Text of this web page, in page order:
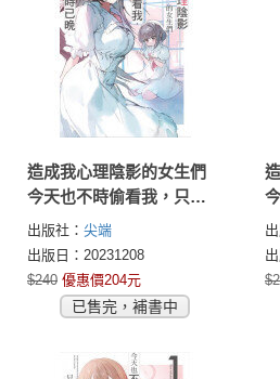
造成我心理陰影的女生們
今天也不時偷看我，只可
惜為時已晚(03)
出版社： 尖端
出版日：20231208
$240 優惠價204元
已售完，補書中